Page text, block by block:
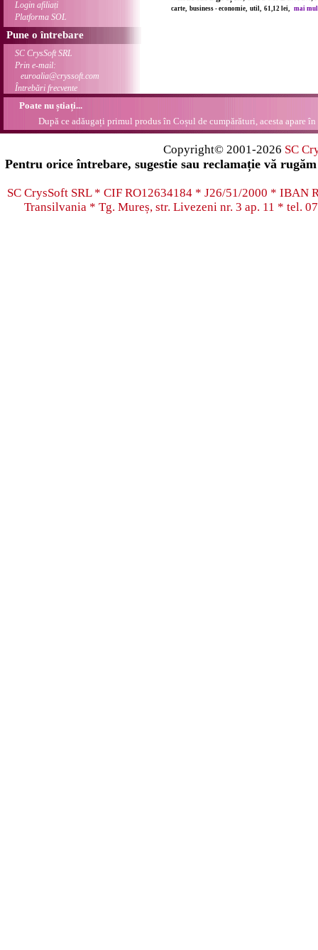
Login afiliați
Platforma SOL
Pune o întrebare
SC CrysSoft SRL
Prin e-mail:
euroalia@cryssoft.com
Întrebări frecvente
carte, business - economie, util, 61,12 lei, mai
Poate nu știați...
După ce adăugați primul produs în Coșul de cumpărături, acesta apare
Copyright© 2001-2026 SC
Pentru orice întrebare, sugestie sau reclamație vă
SC CrysSoft SRL * CIF RO12634184 * J26/51/2000 * IBAN
Transilvania * Tg. Mureș, str. Livezeni nr. 3 ap. 11 * tel.